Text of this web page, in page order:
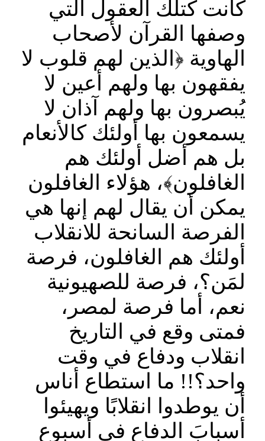
كانت كتلك العقول التي
وصفها القرآن لأصحاب
الهاوية ﴿الذين لهم قلوب لا
يفقهون بها ولهم أعين لا
يُبصرون بها ولهم آذان لا
يسمعون بها أولئك كالأنعام
بل هم أضل أولئك هم
الغافلون﴾، هؤلاء الغافلون
يمكن أن يقال لهم إنها هي
الفرصة السانحة للانقلاب
أولئك هم الغافلون، فرصة
لمَن؟، فرصة للصهيونية
نعم، أما فرصة لمصر،
فمتى وقع في التاريخ
انقلاب ودفاع في وقت
واحد؟!! ما استطاع أناس
أن يوطدوا انقلابًا ويهيئوا
أسبابَ الدفاع في أسبوع